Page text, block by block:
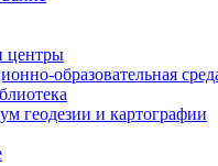
центры
образовательная
геодезии и картографии